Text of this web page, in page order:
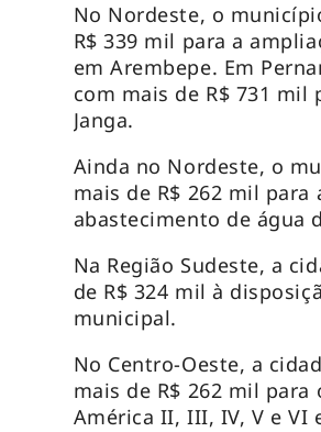
No Nordeste, o
R$ 339 mil para a
em Arembepe. Em
com mais de R$ 731 mil
Janga.
Ainda no Nordeste, o
mais de R$ 262 mil
abastecimento de água
Na Região Sudeste, a
de R$ 324 mil à
municipal.
No Centro-Oeste, a
mais de R$ 262 mil
América II, III, IV, V e VI